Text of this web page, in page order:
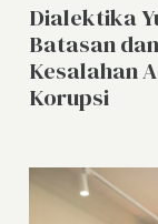
Dialektika
Batasan
Kesalahan
Korupsi